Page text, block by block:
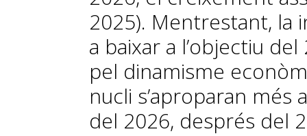
2025). Mentrestant, la
a baixar a l’objectiu
pel dinamisme
nucli s’aproparan més
del 2026, després del